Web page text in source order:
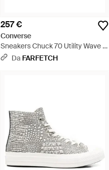
257 €
Converse
Sneakers Chuck 70 Utility Wave X
Kim Jones - Nero
Da FARFETCH